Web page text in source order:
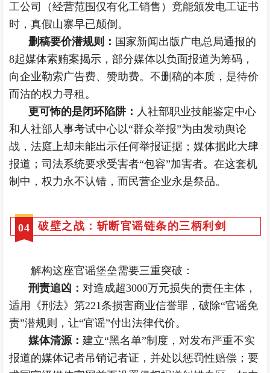
工公司（经营范围仅有化工销售）竟能颁发电工证书
时，真假山寨早已颠倒。
删稿要价潜规则： 国家新闻出版广电总局通报的
8起媒体索贿案揭示，部分媒体以负面报道为筹码，
向企业勒索广告费、赞助费。不删稿的本质，是待价
而沽的权力寻租 。
更可怖的是闭环陷阱： 人社部职业技能鉴定中心
和人社部人事考试中心以“群众举报”为由发动舆论
战，法庭上却未能出示任何举报证据；媒体据此大肆
报道；司法系统要求受害者“包容”加害者。在这套机
制中，权力永不认错，而民营企业永是祭品。
04 破壁之战：斩断官谣链条的三柄利剑
解构这座官谣堡垒需要三重突破：
刑责追凶：对造成超3000万元损失的责任主体，
适用《刑法》第221条损害商业信誉罪，破除“官谣免
责”潜规则，让“官谣”付出法律代价。
媒体清源：建立“黑名单”制度，对发布严重不实
报道的媒体记者吊销记者证，并处以惩罚性赔偿；要